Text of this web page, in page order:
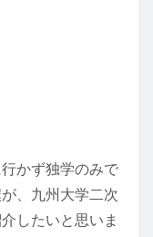
かず独学のみで
、九州大学二次
したいと思いま